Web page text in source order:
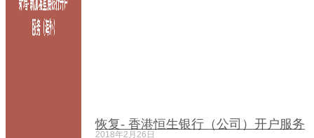
恢复- 香港恒生银行（公司）开户服务
2018年2月26日